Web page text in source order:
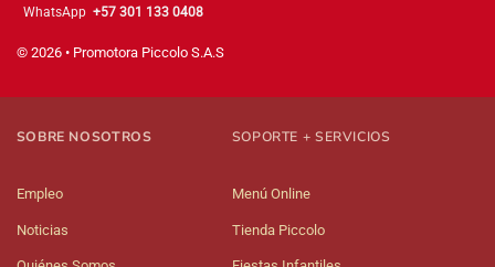
WhatsApp +57 301 133 0408
© 2026 • Promotora Piccolo S.A.S
SOBRE NOSOTROS
Empleo
Noticias
SOPORTE + SERVICIOS
Menú Online
Tienda Piccolo